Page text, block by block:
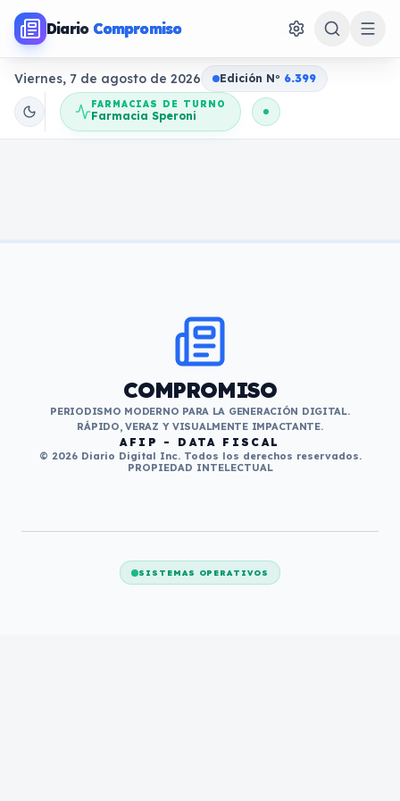
Diario Compromiso
Viernes, 7 de agosto de 2026 Edición No 6.399
FARMACIAS DE TURNO
Farmacia Speroni
COMPROMISO
PERIODISMO MODERNO PARA LA GENERACIÓN DIGITAL.
RÁPIDO, VERAZ Y VISUALMENTE IMPACTANTE.
AFIP - DATA FISCAL
© 2026 Diario Digital Inc. Todos los derechos reservados.
PROPIEDAD INTELECTUAL
SISTEMAS OPERATIVOS